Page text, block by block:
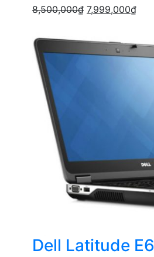
8,500,000₫ 7,999,000₫
Dell Latitude